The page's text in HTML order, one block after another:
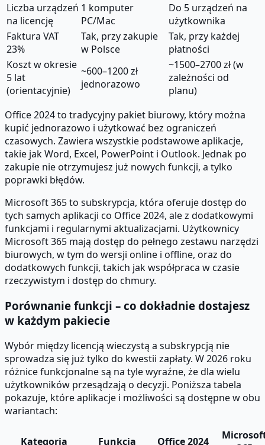
Liczba urządzeń
na licencję
1 komputer
PC/Mac
Do 5 urządzeń na
użytkownika
Faktura VAT
23%
Tak, przy zakupie
w Polsce
Tak, przy każdej
płatności
Koszt w okresie
5 lat
(orientacyjnie)
~600–1200 zł
jednorazowo
~1500–2700 zł (w
zależności od
planu)
Office 2024 to tradycyjny pakiet biurowy, który można
kupić jednorazowo i użytkować bez ograniczeń
czasowych. Zawiera wszystkie podstawowe aplikacje,
takie jak Word, Excel, PowerPoint i Outlook. Jednak po
zakupie nie otrzymujesz już nowych funkcji, a tylko
poprawki błędów.
Microsoft 365 to subskrypcja, która oferuje dostęp do
tych samych aplikacji co Office 2024, ale z dodatkowymi
funkcjami i regularnymi aktualizacjami. Użytkownicy
Microsoft 365 mają dostęp do pełnego zestawu narzędzi
biurowych, w tym do wersji online i offline, oraz do
dodatkowych funkcji, takich jak współpraca w czasie
rzeczywistym i dostęp do chmury.
Porównanie funkcji – co dokładnie dostajesz
w każdym pakiecie
Wybór między licencją wieczystą a subskrypcją nie
sprowadza się już tylko do kwestii zapłaty. W 2026 roku
różnice funkcjonalne są na tyle wyraźne, że dla wielu
użytkowników przesądzają o decyzji. Poniższa tabela
pokazuje, które aplikacje i możliwości są dostępne w obu
wariantach:
Kategoria Funkcja Office 2024